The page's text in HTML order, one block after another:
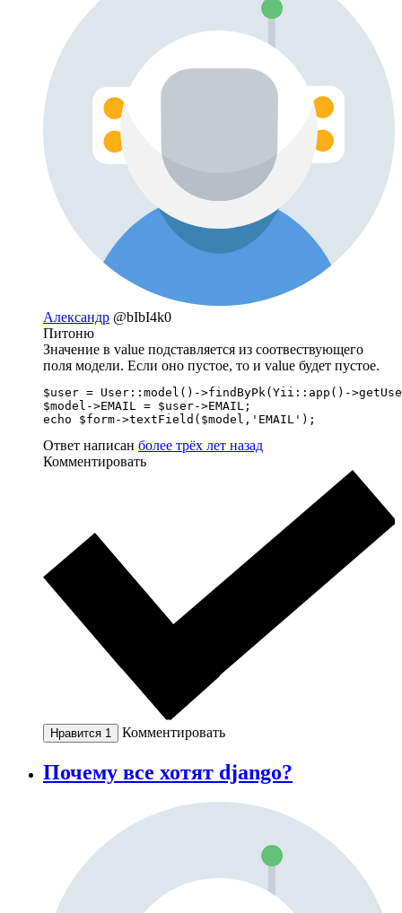
Александр @bIbI4k0
Питоню
Значение в value подставляется из соотвествующего
поля модели. Если оно пустое, то и value будет пустое.
$user = User::model()->findByPk(Yii::app()-
$model->EMAIL = $user->EMAIL;
echo $form->textField($model,'EMAIL');
Ответ написан более трёх лет назад
Комментировать
Нравится 1 Комментировать
Почему все хотят django?